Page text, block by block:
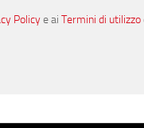
Policye ai Termini di utilizzo